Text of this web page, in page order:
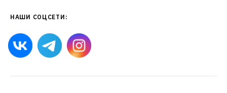
НАШИ СОЦСЕТИ: